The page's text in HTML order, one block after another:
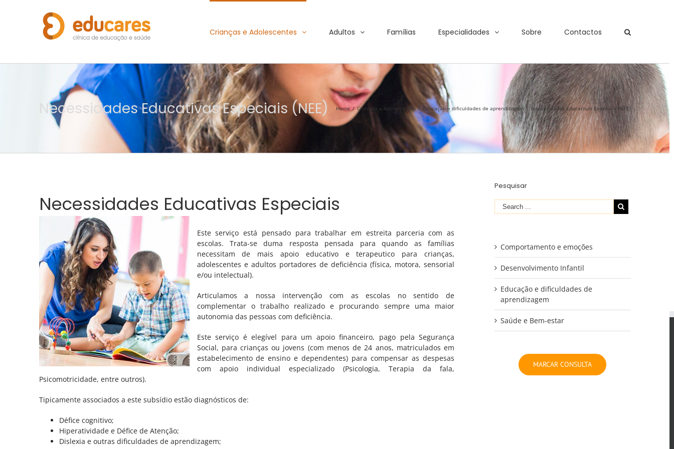
Crianças e Adolescentes Adultos Famílias Especialidades Sobre Contactos
Necessidades Educativas Especiais (NEE) Home / Crianças e Adolescentes / Educação e dificuldades de aprendizagem / Necessidades Educativas Especiais (NEE)
Necessidades Educativas Especiais
Este serviço está pensado para trabalhar em estreita parceria com as
escolas. Trata-se duma resposta pensada para quando as famílias
necessitam de mais apoio educativo e terapeutico para crianças,
adolescentes e adultos portadores de deficiência (física, motora, sensorial
e/ou intelectual).
Articulamos a nossa intervenção com as escolas no sentido de
complementar o trabalho realizado e procurando sempre uma maior
autonomia das pessoas com deficiência.
Este serviço é elegível para um apoio financeiro, pago pela Segurança
Social, para crianças ou jovens (com menos de 24 anos, matriculados em
estabelecimento de ensino e dependentes) para compensar as despesas
com apoio individual especializado (Psicologia, Terapia da fala,
Psicomotricidade, entre outros).
Tipicamente associados a este subsídio estão diagnósticos de:
Défice cognitivo;
Hiperatividade e Défice de Atenção;
Dislexia e outras dificuldades de aprendizagem;
Pesquisar
Comportamento e emoções
Desenvolvimento Infantil
Educação e dificuldades de
aprendizagem
Saúde e Bem-estar
MARCAR CONSULTA
CRIANÇAS E ADOLESCENTES
Comportamento e emoções
aprendizagem
Saúde e Bem-estar
ADULTOS
Bem-estar psicológico e saúde
Outras Especialidades
EDUCARES
Sobre Nós
Av. Heliodoro Salgado 57
2710-575 Sintra